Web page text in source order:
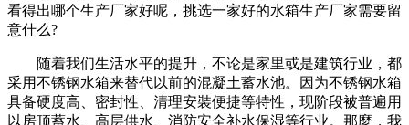
看得出哪个生产厂家好呢，挑选一家好的水箱生产厂家需要留
意什么?
随着我们生活水平的提升，不论是家里或是建筑行业，都
采用不锈钢水箱来替代以前的混凝土蓄水池。因为不锈钢水箱
具备硬度高、密封性、清理安裝便捷等特性，现阶段被普遍用
以房顶蓄水、高层供水、消防安全补水保湿等行业。那麼，我